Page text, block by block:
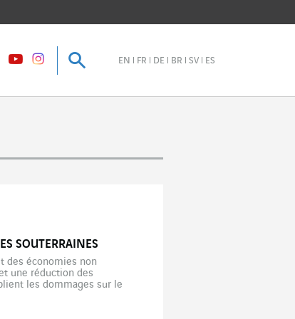
Youtubeinstagram Recherche
EN FR DE BR SV ES
Recherche
SOUTERRAINES
des économies non
une réduction des
les dommages sur le